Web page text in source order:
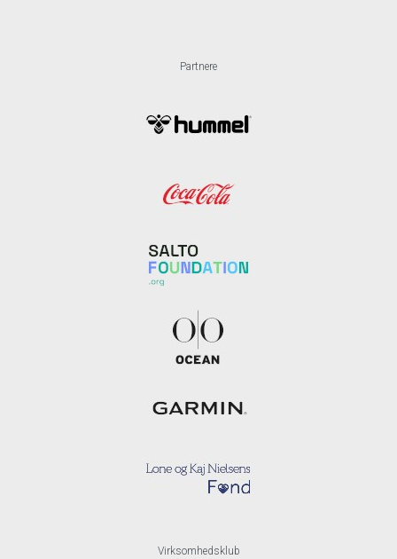
Partnere
Virksomhedsklub